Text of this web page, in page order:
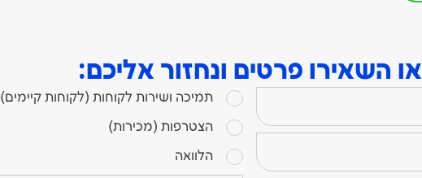
או השאירו פרטים ונחזור אליכם:
תמיכה ושירות לקוחות (לקוחות קיימים)
הצטרפות (מכירות)
הלוואה